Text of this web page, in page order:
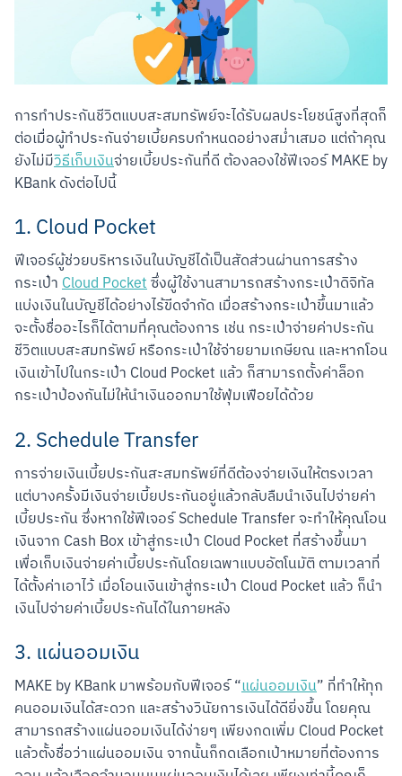
การทำประกันชีวิตแบบสะสมทรัพย์จะได้รับผลประโยชน์สูงที่สุดก็
ต่อเมื่อผู้ทำประกันจ่ายเบี้ยครบกำหนดอย่างสม่ำเสมอ แต่ถ้าคุณ
ยังไม่มีวิธีเก็บเงินจ่ายเบี้ยประกันที่ดี ต้องลองใช้ฟีเจอร์ MAKE by
KBank ดังต่อไปนี้
1. Cloud Pocket
ฟีเจอร์ผู้ช่วยบริหารเงินในบัญชีได้เป็นสัดส่วนผ่านการสร้าง
กระเป๋า Cloud Pocket ซึ่งผู้ใช้งานสามารถสร้างกระเป๋าดิจิทัล
แบ่งเงินในบัญชีได้อย่างไร้ขีดจำกัด เมื่อสร้างกระเป๋าขึ้นมาแล้ว
จะตั้งชื่ออะไรก็ได้ตามที่คุณต้องการ เช่น กระเป๋าจ่ายค่าประกัน
ชีวิตแบบสะสมทรัพย์ หรือกระเป๋าใช้จ่ายยามเกษียณ และหากโอน
เงินเข้าไปในกระเป๋า Cloud Pocket แล้ว ก็สามารถตั้งค่าล็อก
กระเป๋าป้องกันไม่ให้นำเงินออกมาใช้ฟุ่มเฟือยได้ด้วย
2. Schedule Transfer
การจ่ายเงินเบี้ยประกันสะสมทรัพย์ที่ดีต้องจ่ายเงินให้ตรงเวลา
แต่บางครั้งมีเงินจ่ายเบี้ยประกันอยู่แล้วกลับลืมนำเงินไปจ่ายค่า
เบี้ยประกัน ซึ่งหากใช้ฟีเจอร์ Schedule Transfer จะทำให้คุณโอน
เงินจาก Cash Box เข้าสู่กระเป๋า Cloud Pocket ที่สร้างขึ้นมา
เพื่อเก็บเงินจ่ายค่าเบี้ยประกันโดยเฉพาแบบอัตโนมัติ ตามเวลาที่
ได้ตั้งค่าเอาไว้ เมื่อโอนเงินเข้าสู่กระเป๋า Cloud Pocket แล้ว ก็นำ
เงินไปจ่ายค่าเบี้ยประกันได้ในภายหลัง
3. แผ่นออมเงิน
MAKE by KBank มาพร้อมกับฟีเจอร์ “แผ่นออมเงิน” ที่ทำให้ทุก
คนออมเงินได้สะดวก และสร้างวินัยการเงินได้ดียิ่งขึ้น โดยคุณ
สามารถสร้างแผ่นออมเงินได้ง่ายๆ เพียงกดเพิ่ม Cloud Pocket
แล้วตั้งชื่อว่าแผ่นออมเงิน จากนั้นก็กดเลือกเป้าหมายที่ต้องการ